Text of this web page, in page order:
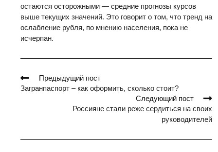
остаются осторожными — средние прогнозы курсов
выше текущих значений. Это говорит о том, что тренд на
ослабление рубля, по мнению населения, пока не
исчерпан.
Read
articles
Предыдущий пост
Загранпаспорт – как оформить, сколько стоит?
Следующий пост
Россияне стали реже сердиться на своих
руководителей